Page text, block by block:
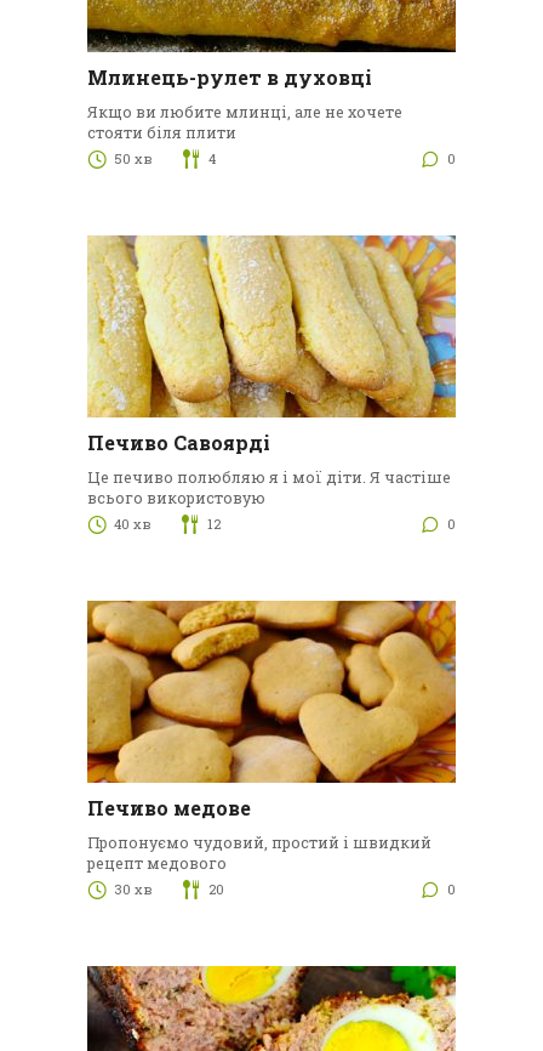
Млинець-рулет в духовці
Якщо ви любите млинці, але не хочете
стояти біля плити
50 хв 4 0
Печиво Савоярді
Це печиво полюбляю я і мої діти. Я частіше
всього використовую
40 хв 12 0
Печиво медове
Пропонуємо чудовий, простий і швидкий
рецепт медового
30 хв 20 0